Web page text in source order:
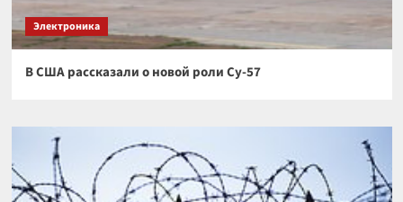
Электроника
В США рассказали о новой роли Су-57